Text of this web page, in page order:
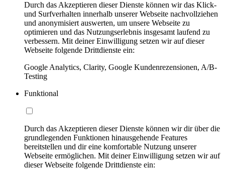
Durch das Akzeptieren dieser Dienste können wir das Klick-
und Surfverhalten innerhalb unserer Webseite nachvollziehen
und anonymisiert auswerten, um unsere Webseite zu
optimieren und das Nutzungserlebnis insgesamt laufend zu
verbessern. Mit deiner Einwilligung setzen wir auf dieser
Webseite folgende Drittdienste ein:
Google Analytics, Clarity, Google Kundenrezensionen, A/B-
Testing
Funktional
Durch das Akzeptieren dieser Dienste können wir dir über die
grundlegenden Funktionen hinausgehende Features
bereitstellen und dir eine komfortable Nutzung unserer
Webseite ermöglichen. Mit deiner Einwilligung setzen wir auf
dieser Webseite folgende Drittdienste ein: